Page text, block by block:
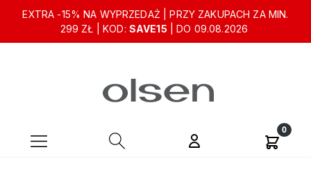
EXTRA -15% NA WYPRZEDAŻ | PRZY ZAKUPACH ZA MIN.
299 ZŁ | KOD: SAVE15 | DO 09.08.2026